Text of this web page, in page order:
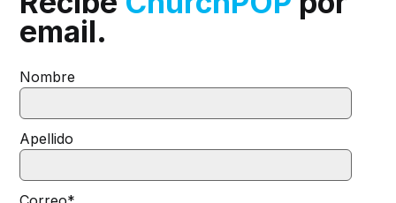
email.
Nombre
Apellido